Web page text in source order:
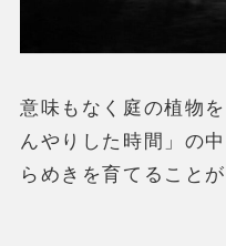
意味もなく庭の植物
んやりした時間」の
らめきを育てること